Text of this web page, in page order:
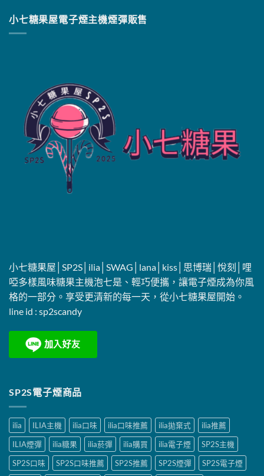
小七糖果屋電子煙主機煙彈販售
小七糖果屋│SP2S│ilia│SWAG│lana│kiss│思博瑞│悅刻│哩
啞多樣風味糖果主機泡七是、輕巧便攜，讓電子煙成為你風
格的一部分。享受更清新的每一天，從小七糖果屋開始。
line id : sp2scandy
SP2S電子煙商品
ilia ILIA主機 ilia口味 ilia口味推薦 ilia拋棄式
ilia推薦
ILIA煙彈
ilia糖果 ilia菸彈 ilia購買 ilia電子煙
SP2S主機
SP2S口味
SP2S口味推薦 SP2S推薦 SP2S煙彈
SP2S電子煙